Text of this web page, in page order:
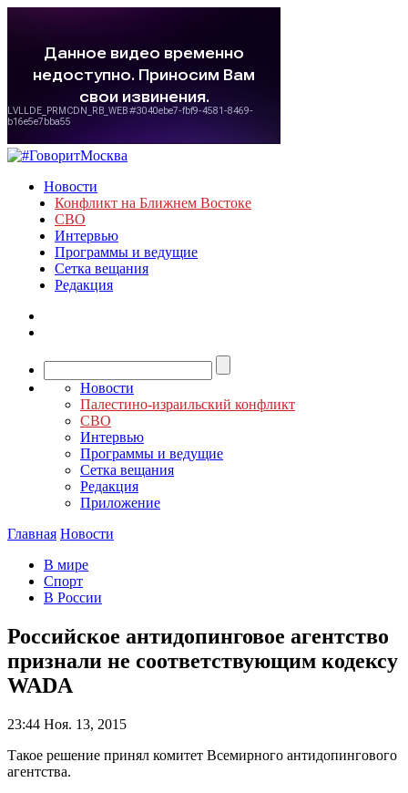
Новости
Конфликт на Ближнем Востоке
СВО
Интервью
Программы и ведущие
Сетка вещания
Редакция
Новости
Палестино-израильский конфликт
СВО
Интервью
Программы и ведущие
Сетка вещания
Редакция
Приложение
Главная Новости
В мире
Спорт
В России
Российское антидопинговое агентство
признали не соответствующим кодексу
WADA
23:44 Ноя. 13, 2015
Такое решение принял комитет Всемирного антидопингового
агентства.